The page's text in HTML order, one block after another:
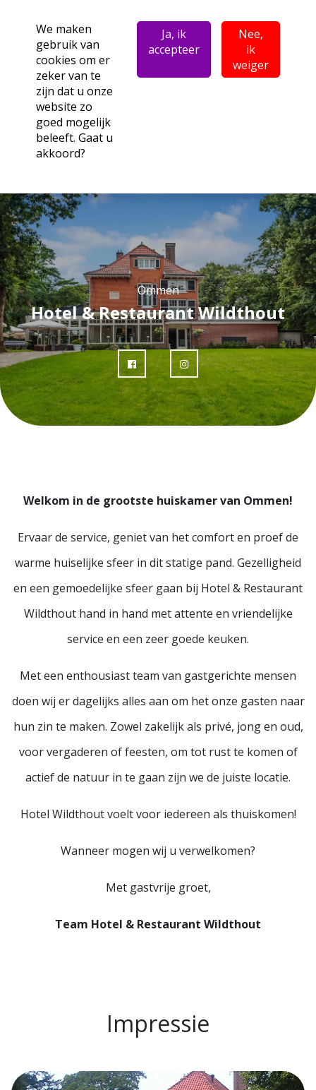
We maken
gebruik van
cookies om er
zeker van te
zijn dat u onze
website zo
goed mogelijk
beleeft. Gaat u
akkoord?
Ja, ik
accepteer
Nee,
ik
weiger
Ommen
Hotel & Restaurant Wildthout
Welkom in de grootste huiskamer van Ommen!
Ervaar de service, geniet van het comfort en proef de
warme huiselijke sfeer in dit statige pand. Gezelligheid
en een gemoedelijke sfeer gaan bij Hotel & Restaurant
Wildthout hand in hand met attente en vriendelijke
service en een zeer goede keuken.
Met een enthousiast team van gastgerichte mensen
doen wij er dagelijks alles aan om het onze gasten naar
hun zin te maken. Zowel zakelijk als privé, jong en oud,
voor vergaderen of feesten, om tot rust te komen of
actief de natuur in te gaan zijn we de juiste locatie.
Hotel Wildthout voelt voor iedereen als thuiskomen!
Wanneer mogen wij u verwelkomen?
Met gastvrije groet,
Team Hotel & Restaurant Wildthout
Impressie